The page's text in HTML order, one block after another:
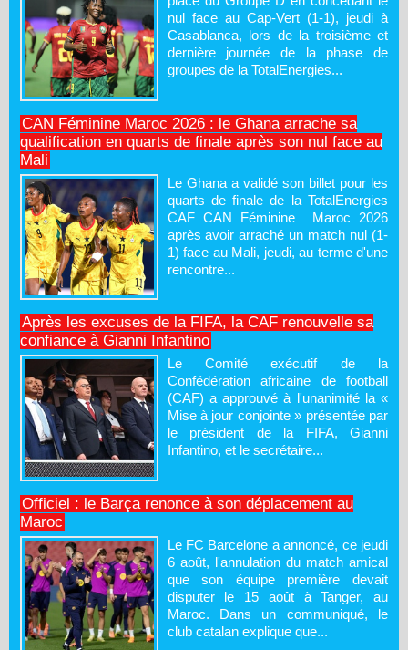
nul face au Cap-Vert (1-1), jeudi à
Casablanca, lors de la troisième et
dernière journée de la phase de
groupes de la TotalEnergies...
CAN Féminine Maroc 2026 : le Ghana arrache sa
qualification en quarts de finale après son nul face au
Mali
Le Ghana a validé son billet pour les
quarts de finale de la TotalEnergies
CAF CAN Féminine Maroc 2026
après avoir arraché un match nul (1-
1) face au Mali, jeudi, au terme d'une
rencontre...
Après les excuses de la FIFA, la CAF renouvelle sa
confiance à Gianni Infantino
Le Comité exécutif de la
Confédération africaine de football
(CAF) a approuvé à l'unanimité la «
Mise à jour conjointe » présentée par
le président de la FIFA, Gianni
Infantino, et le secrétaire...
Officiel : le Barça renonce à son déplacement au
Maroc
Le FC Barcelone a annoncé, ce jeudi
6 août, l'annulation du match amical
que son équipe première devait
disputer le 15 août à Tanger, au
Maroc. Dans un communiqué, le
club catalan explique que...